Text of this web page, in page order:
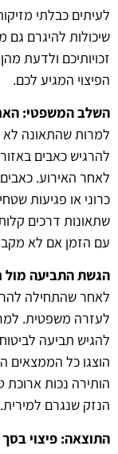
לעיתים כבלתי
שיכולות להיגרם
זכויותיכם ולדעת
הפיצוי המגיע לכם.
השלב המשפטי:
למרות שהתאונה לא
להרגיש כאבים
לאחר האירוע.
כרוני או פגיעות
שתאונות דרכים
עם הזמן אם לא
הגשת התביעה מול
לאחר שהתחילה
לעזרה משפטית.
להגיש תביעה
הוצגו כל הממצאים
הותירה נכות ארוכת
הנזק שנגרם למירית.
התוצאה: פיצוי בסך 75,000 ש"ח